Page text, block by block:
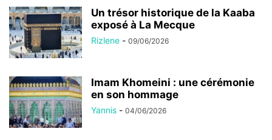
Un trésor historique de la Kaaba
exposé à La Mecque
Rizlene - 09/06/2026
Imam Khomeini : une cérémonie
en son hommage
Yannis - 04/06/2026